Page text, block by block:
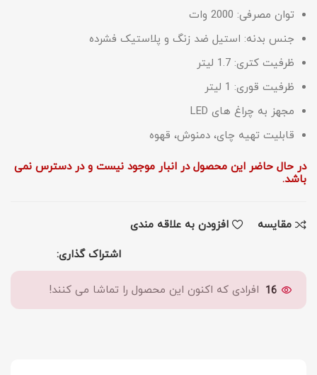
توان مصرفی: 2000 وات
جنس بدنه: استیل ضد زنگ و پلاستیک فشرده
ظرفیت کتری: 1.7 لیتر
ظرفیت قوری: 1 لیتر
مجهز به چراغ های LED
قابلیت تهیه چای، دمنوش، قهوه
در حال حاضر این محصول در انبار موجود نیست و در دسترس نمی
باشد.
مقايسه افزودن به علاقه مندی
اشتراک گذاری:
16 افرادی که اکنون این محصول را تماشا می کنند!